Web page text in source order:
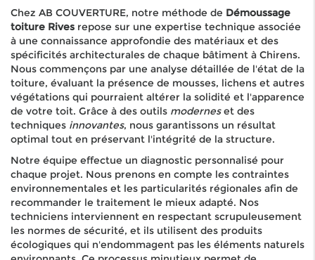
Chez AB COUVERTURE, notre méthode de Démoussage
toiture Rives repose sur une expertise technique associée
à une connaissance approfondie des matériaux et des
spécificités architecturales de chaque bâtiment à Chirens.
Nous commençons par une analyse détaillée de l'état de la
toiture, évaluant la présence de mousses, lichens et autres
végétations qui pourraient altérer la solidité et l'apparence
de votre toit. Grâce à des outils moderneset des
techniques innovantes, nous garantissons un résultat
optimal tout en préservant l'intégrité de la structure.
Notre équipe effectue un diagnostic personnalisé pour
chaque projet. Nous prenons en compte les contraintes
environnementales et les particularités régionales afin de
recommander le traitement le mieux adapté. Nos
techniciens interviennent en respectant scrupuleusement
les normes de sécurité, et ils utilisent des produits
écologiques qui n'endommagent pas les éléments naturels